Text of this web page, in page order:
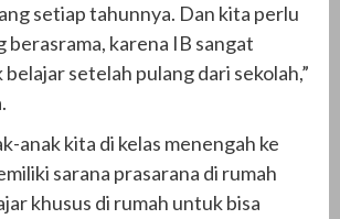
setiap tahunnya. Dan kita perlu
berasrama, karena IB sangat
setelah pulang dari sekolah,”
anak kita di kelas menengah ke
sarana prasarana di rumah
khusus di rumah untuk bisa